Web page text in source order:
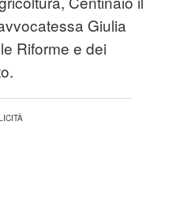
Giulia
Riforme e dei